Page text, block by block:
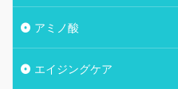
アミノ酸
エイジングケア